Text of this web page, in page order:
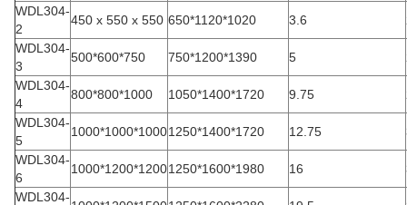
WDL304-
2
450 x 550 x 550 650*1120*1020 3.6
WDL304-
3
500*600*750 750*1200*1390 5
WDL304-
4
800*800*1000 1050*1400*1720 9.75
WDL304-
5
1000*1000*10001250*1400*1720 12.75
WDL304-
6
1000*1200*12001250*1600*1980 16
WDL304-